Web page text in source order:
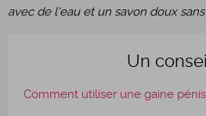
avec de l'eau et un savon doux
Un
Comment utiliser une gaine pénis